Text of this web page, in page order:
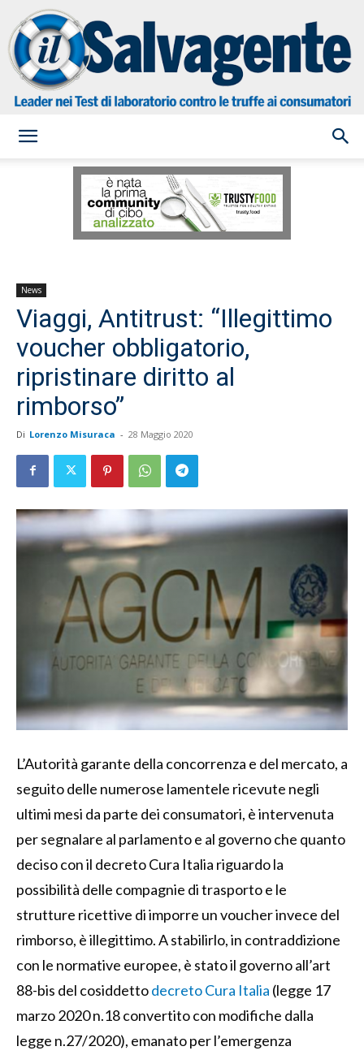
Salvagente
News
Viaggi, Antitrust: “Illegittimo
voucher obbligatorio,
ripristinare diritto al
rimborso”
Di Lorenzo Misuraca - 28 Maggio 2020
L’Autorità garante della concorrenza e del mercato, a
seguito delle numerose lamentele ricevute negli
ultimi mesi da parte dei consumatori, è intervenuta
per segnalare al parlamento e al governo che quanto
deciso con il decreto Cura Italia riguardo la
possibilità delle compagnie di trasporto e le
strutture ricettive di imporre un voucher invece del
rimborso, è illegittimo. A stabilirlo, in contraddizione
con le normative europee, è stato il governo all’art
88-bis del cosiddettodecreto Cura Italia (legge 17
marzo 2020 n.18 convertito con modifiche dalla
legge n.27/2020), emanato per l’emergenza